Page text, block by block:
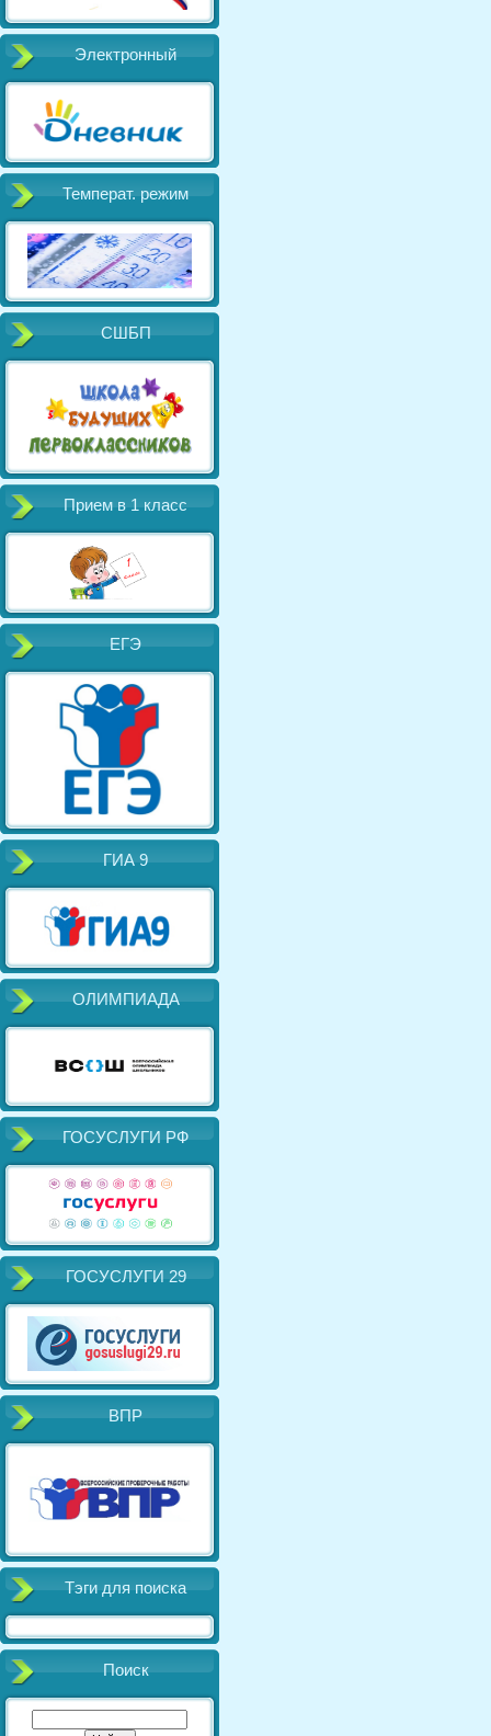
Электронный
Температ. режим
СШБП
Прием в 1 класс
ЕГЭ
ГИА 9
ОЛИМПИАДА
ГОСУСЛУГИ РФ
ГОСУСЛУГИ 29
ВПР
Тэги для поиска
Поиск